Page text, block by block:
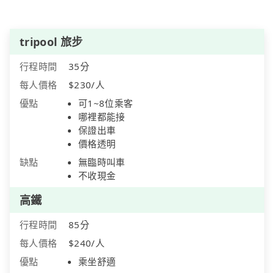
tripool 旅步
行程時間
35分
每人價格
$230/人
優點
可1~8位乘客
哪裡都能接
保證出車
價格透明
缺點
無臨時叫車
不收現金
高鐵
行程時間
85分
每人價格
$240/人
優點
乘坐舒適